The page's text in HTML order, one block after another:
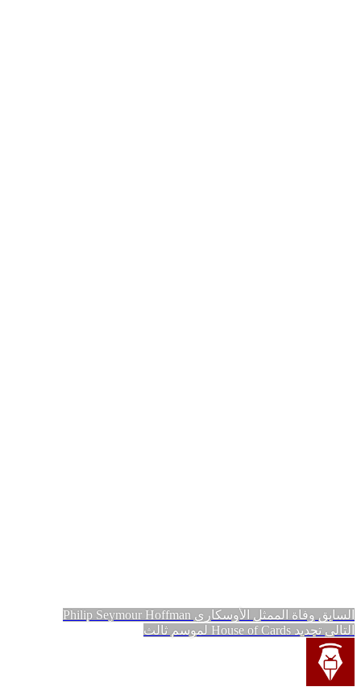
تصفّح
المقالات
السابق المقالة
السابقة:
وفاة الممثل الأوسكاري Philip Seymour Hoffman
التالي المقالة
التالية:
تجديد House of Cards لموسم ثالث